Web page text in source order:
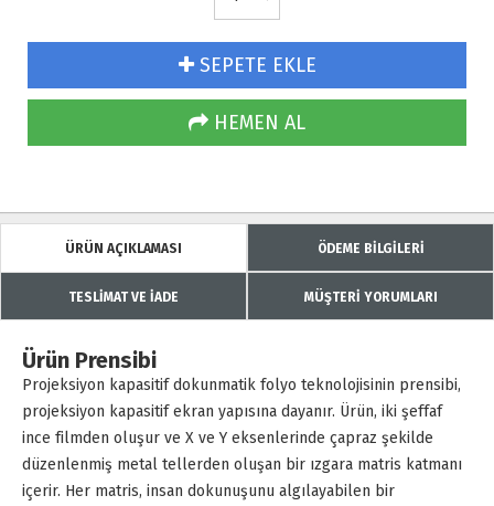
SEPETE EKLE
HEMEN AL
ÜRÜN AÇIKLAMASI ÖDEME BİLGİLERİ
TESLİMAT VE İADE MÜŞTERİ YORUMLARI
Ürün Prensibi
Projeksiyon kapasitif dokunmatik folyo teknolojisinin prensibi,
projeksiyon kapasitif ekran yapısına dayanır. Ürün, iki şeffaf
ince filmden oluşur ve X ve Y eksenlerinde çapraz şekilde
düzenlenmiş metal tellerden oluşan bir ızgara matris katmanı
içerir. Her matris, insan dokunuşunu algılayabilen bir